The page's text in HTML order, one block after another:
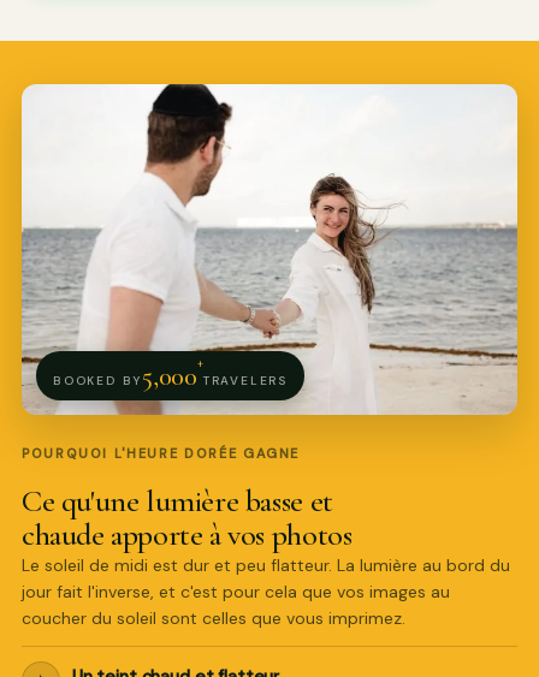
BOOKED BY 5,000+
TRAVELERS
POURQUOI L'HEURE DORÉE GAGNE
Ce qu'une lumière basse et
chaude apporte à vos photos
Le soleil de midi est dur et peu flatteur. La lumière au bord du
jour fait l'inverse, et c'est pour cela que vos images au
coucher du soleil sont celles que vous imprimez.
Pro Art Photographers
en ligne